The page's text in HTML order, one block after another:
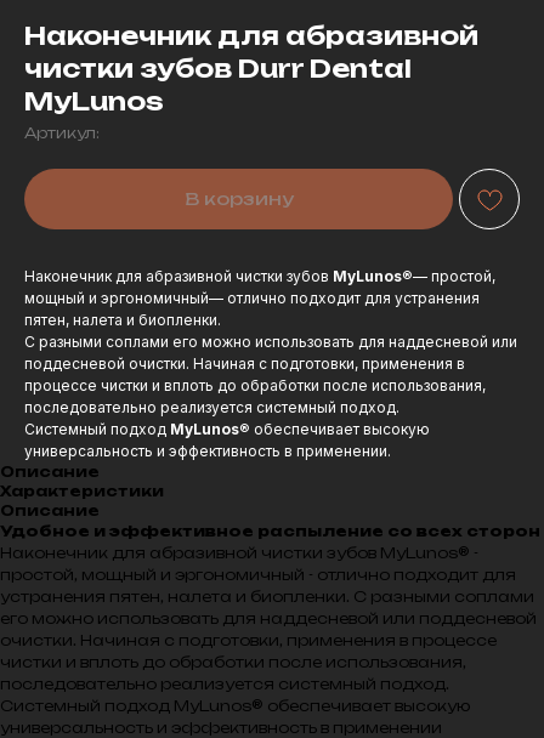
Наконечник для абразивной
чистки зубов Durr Dental
MyLunos
Артикул:
В корзину
Наконечник для абразивной чистки зубов MyLunos®— простой,
мощный и эргономичный— отлично подходит для устранения
пятен, налета и биопленки.
С разными соплами его можно использовать для наддесневой или
поддесневой очистки. Начиная с подготовки, применения в
процессе чистки и вплоть до обработки после использования,
последовательно реализуется системный подход.
Системный подход MyLunos® обеспечивает высокую
универсальность и эффективность в применении.
Описание
Характеристики
Описание
Удобное и эффективное распыление со всех сторон
Наконечник для абразивной чистки зубов MyLunos® -
простой, мощный и эргономичный - отлично подходит для
устранения пятен, налета и биопленки. С разными соплами
его можно использовать для наддесневой или поддесневой
очистки. Начиная с подготовки, применения в процессе
чистки и вплоть до обработки после использования,
последовательно реализуется системный подход.
Системный подход MyLunos® обеспечивает высокую
универсальность и эффективность в применении